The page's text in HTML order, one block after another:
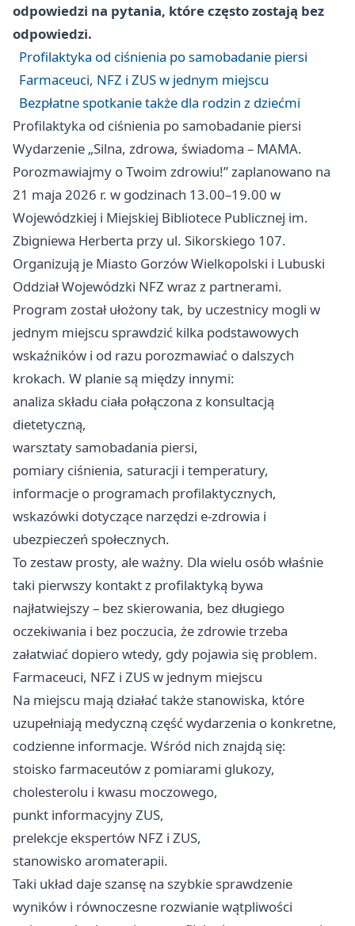
odpowiedzi na pytania, które często zostają bez
odpowiedzi.
Profilaktyka od ciśnienia po samobadanie piersi
Farmaceuci, NFZ i ZUS w jednym miejscu
Bezpłatne spotkanie także dla rodzin z dziećmi
Profilaktyka od ciśnienia po samobadanie piersi
Wydarzenie „Silna, zdrowa, świadoma – MAMA.
Porozmawiajmy o Twoim zdrowiu!” zaplanowano na
21 maja 2026 r. w godzinach 13.00–19.00 w
Wojewódzkiej i Miejskiej Bibliotece Publicznej im.
Zbigniewa Herberta przy ul. Sikorskiego 107.
Organizują je Miasto Gorzów Wielkopolski i Lubuski
Oddział Wojewódzki NFZ wraz z partnerami.
Program został ułożony tak, by uczestnicy mogli w
jednym miejscu sprawdzić kilka podstawowych
wskaźników i od razu porozmawiać o dalszych
krokach. W planie są między innymi:
analiza składu ciała połączona z konsultacją
dietetyczną,
warsztaty samobadania piersi,
pomiary ciśnienia, saturacji i temperatury,
informacje o programach profilaktycznych,
wskazówki dotyczące narzędzi e-zdrowia i
ubezpieczeń społecznych.
To zestaw prosty, ale ważny. Dla wielu osób właśnie
taki pierwszy kontakt z profilaktyką bywa
najłatwiejszy – bez skierowania, bez długiego
oczekiwania i bez poczucia, że zdrowie trzeba
załatwiać dopiero wtedy, gdy pojawia się problem.
Farmaceuci, NFZ i ZUS w jednym miejscu
Na miejscu mają działać także stanowiska, które
uzupełniają medyczną część wydarzenia o konkretne,
codzienne informacje. Wśród nich znajdą się:
stoisko farmaceutów z pomiarami glukozy,
cholesterolu i kwasu moczowego,
punkt informacyjny ZUS,
prelekcje ekspertów NFZ i ZUS,
stanowisko aromaterapii.
Taki układ daje szansę na szybkie sprawdzenie
wyników i równoczesne rozwianie wątpliwości